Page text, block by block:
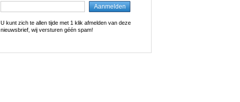
U kunt zich te allen tijde met 1 klik afmelden van deze
nieuwsbrief, wij versturen géén spam!